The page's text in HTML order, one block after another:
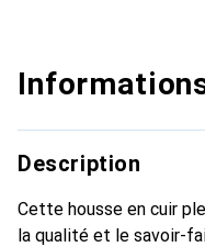
Description
Cette housse en cuir
la qualité et le savoir-